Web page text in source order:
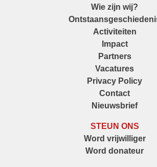
Wie zijn wij?
Activiteiten
Impact
Partners
Vacatures
Privacy Policy
Contact
Nieuwsbrief
STEUN ONS
Word vrijwilliger
Word donateur